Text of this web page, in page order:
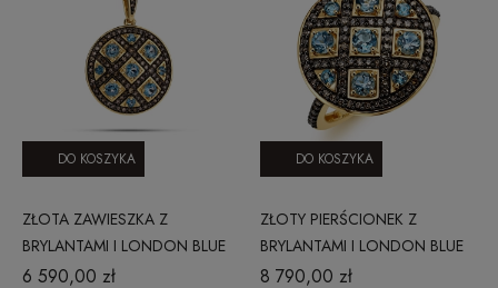
ZŁOTA ZAWIESZKA Z
BRYLANTAMI I LONDON BLUE
TOPAZ MP3630LBTY
6 590,00 zł
DO KOSZYKA
ZŁOTY PIERŚCIONEK Z
BRYLANTAMI I LONDON BLUE
TOPAZ MR3630LBTY
8 790,00 zł
DO KOSZYKA